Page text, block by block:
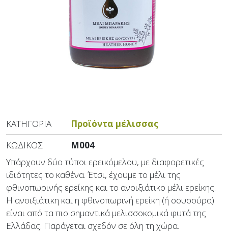
ΚΑΤΗΓΟΡΊΑ
Προϊόντα μέλισσας
ΚΩΔΙΚΌΣ
M004
Yπάρχουν δύο τύποι ερεικόμελου, με διαφορετικές
ιδιότητες το καθένα. Έτσι, έχουμε το μέλι της
φθινοπωρινής ερείκης και το ανοιξιάτικο μέλι ερείκης.
H ανοιξιάτικη και η φθινοπωρινή ερείκη (ή σουσούρα)
είναι από τα πιο σημαντικά μελισσοκομικά φυτά της
Eλλάδας. Παράγεται σχεδόν σε όλη τη χώρα.